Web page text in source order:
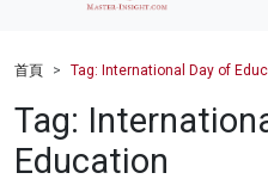
財經
健康
首頁 Tag: International Day of
Tag:
Education